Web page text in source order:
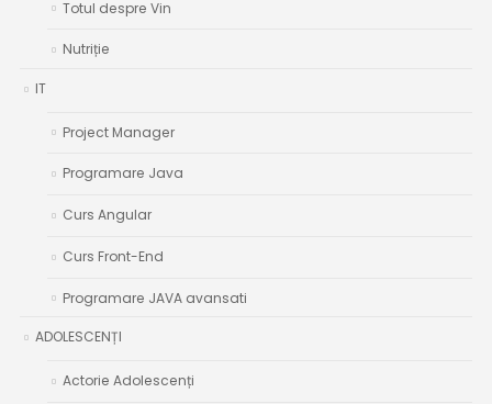
Totul despre Vin
Nutriție
IT
Project Manager
Programare Java
Curs Angular
Curs Front-End
Programare JAVA avansati
ADOLESCENȚI
Actorie Adolescenți